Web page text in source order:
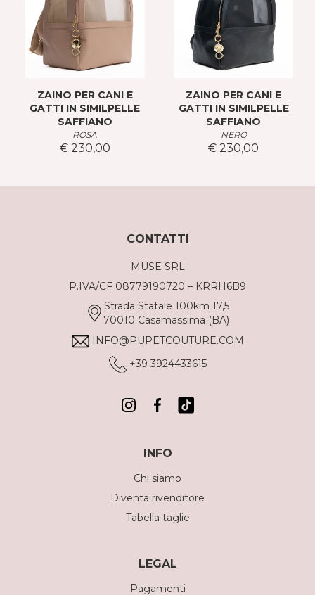
ZAINO PER CANI E
GATTI IN SIMILPELLE
SAFFIANO
ROSA
€ 230,00
ZAINO PER CANI E
GATTI IN SIMILPELLE
SAFFIANO
NERO
€ 230,00
CONTATTI
MUSE SRL
P.IVA/CF 08779190720 – KRRH6B9
Strada Statale 100km 17,5
70010 Casamassima (BA)
INFO@PUPETCOUTURE.COM
+39 3924433615
INFO
Chi siamo
Diventa rivenditore
Tabella taglie
LEGAL
Pagamenti